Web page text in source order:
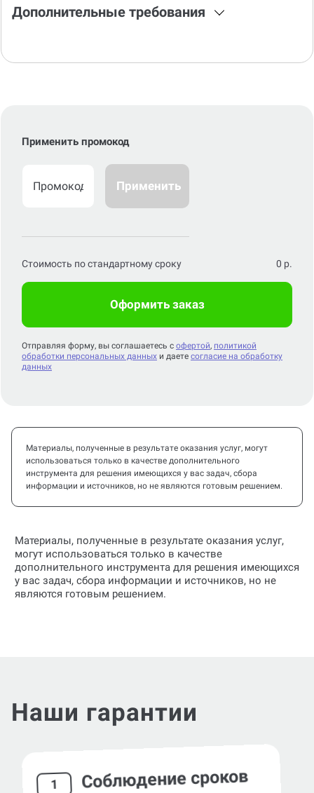
Дополнительные требования
Применить промокод
Применить
Стоимость по стандартному сроку 0 р.
Оформить заказ
Отправляя форму, вы соглашаетесь с офертой, политикой
обработки персональных данных и даете согласие на обработку
данных
Материалы, полученные в результате оказания услуг, могут
использоваться только в качестве дополнительного
инструмента для решения имеющихся у вас задач, сбора
информации и источников, но не являются готовым решением.
Материалы, полученные в результате оказания услуг,
могут использоваться только в качестве
дополнительного инструмента для решения имеющихся
у вас задач, сбора информации и источников, но не
являются готовым решением.
Наши гарантии
1 Соблюдение сроков